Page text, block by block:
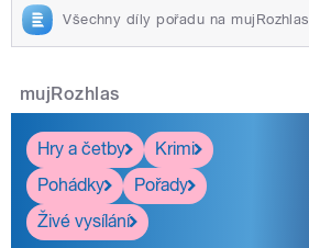
Všechny díly pořadu na mujRozhlas
mujRozhlas
Hry a četby
Krimi
Pohádky
Pořady
Živé vysílání